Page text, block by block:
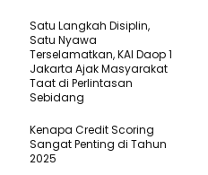
Satu Langkah Disiplin,
Satu Nyawa
Terselamatkan, KAI Daop 1
Jakarta Ajak Masyarakat
Taat di Perlintasan
Sebidang
Kenapa Credit Scoring
Sangat Penting di Tahun
2025